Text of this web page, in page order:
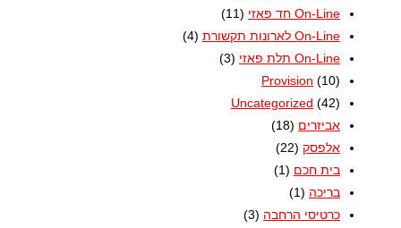
On-Line חד פאזי
(11)
On-Line לארונות תקשורת
(4)
On-Line תלת פאזי
(3)
Provision (10)
Uncategorized (42)
אביזרים (18)
אלפסק (22)
בית חכם (1)
בריכה (1)
כרטיסי הרחבה (3)